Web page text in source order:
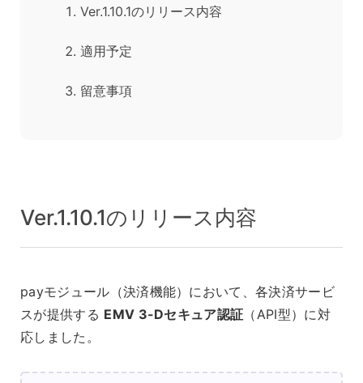
Ver.1.10.1のリリース内容
適用予定
留意事項
Ver.1.10.1のリリース内容
payモジュール（決済機能）において、各決済サービ
スが提供する EMV 3-Dセキュア認証 （API型）に対
応しました。